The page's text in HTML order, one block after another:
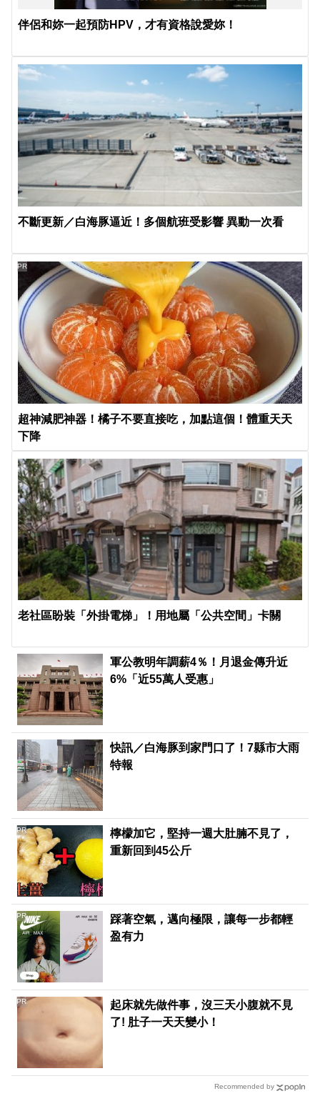
伴侶和妳一起預防HPV，才有資格說愛妳！
不斷更新／白海豚逼近！多個航班受影響 異動一次看
超神減肥神器！橘子不要直接吃，加點這個！體重天天
下降
PR
老社區盼裝「外掛電梯」！用地屬「公共空間」卡關
軍公教明年調薪4％！月退金傳升近
6%「近55萬人受惠」
快訊／白海豚到家門口了！7縣市大雨
特報
檸檬加它，堅持一週大肚腩不見了，
重新回到45公斤
PR
踩著空氣，邁向極限，讓每一步都輕
盈有力
PR
起床就先做件事，沒三天小腹就不見
了! 肚子一天天變小！
PR
Recommended by